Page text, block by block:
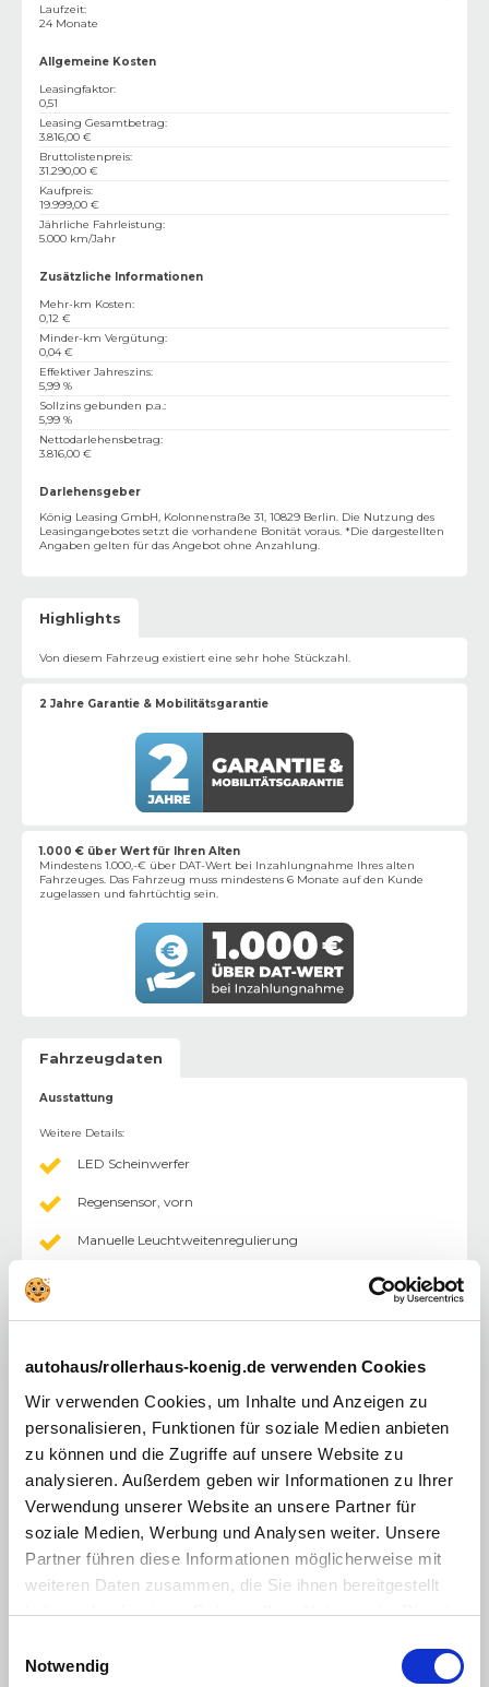
autohaus/rollerhaus-koenig.de verwenden Cookies
Wir verwenden Cookies, um Inhalte und Anzeigen zu
personalisieren, Funktionen für soziale Medien anbieten
zu können und die Zugriffe auf unsere Website zu
analysieren. Außerdem geben wir Informationen zu Ihrer
Verwendung unserer Website an unsere Partner für
soziale Medien, Werbung und Analysen weiter. Unsere
Partner führen diese Informationen möglicherweise mit
weiteren Daten zusammen, die Sie ihnen bereitgestellt
haben oder die sie im Rahmen Ihrer Nutzung der Dienste
Cookies, wenn Sie unsere Webseite weiterhin nutzen.
Notwendig
Laufzeit:
24 Monate
Allgemeine Kosten
Leasingfaktor:
0,51
Leasing Gesamtbetrag:
3.816,00 €
Bruttolistenpreis:
31.290,00 €
Kaufpreis:
19.999,00 €
Jährliche Fahrleistung:
5.000 km/Jahr
Zusätzliche Informationen
Mehr-km Kosten:
0,12 €
Minder-km Vergütung:
0,04 €
Effektiver Jahreszins:
5,99 %
Sollzins gebunden p.a.:
5,99 %
Nettodarlehensbetrag:
3.816,00 €
Darlehensgeber
König Leasing GmbH, Kolonnenstraße 31, 10829 Berlin. Die Nutzung des
Leasingangebotes setzt die vorhandene Bonität voraus. *Die dargestellten
Angaben gelten für das Angebot ohne Anzahlung.
Highlights
Von diesem Fahrzeug existiert eine sehr hohe Stückzahl.
2 Jahre Garantie & Mobilitätsgarantie
1.000 € über Wert für Ihren Alten
Mindestens 1.000,-€ über DAT-Wert bei Inzahlungnahme Ihres alten
Fahrzeuges. Das Fahrzeug muss mindestens 6 Monate auf den Kunde
zugelassen und fahrtüchtig sein.
Fahrzeugdaten
Ausstattung
Weitere Details:
LED Scheinwerfer
Regensensor, vorn
Manuelle Leuchtweitenregulierung
Digitaler Radioempfang DAB+ (Digital Audio
Broadcasting): Empfang digitaler Radiosender und
digitialer Verkehrsinformationen (TPEG)
Multimedia Radio
Zentralverriegelung mit Funkfernbedienung
Kindersicherung in den hinteren Türen, manuell
Lehnenneigung)